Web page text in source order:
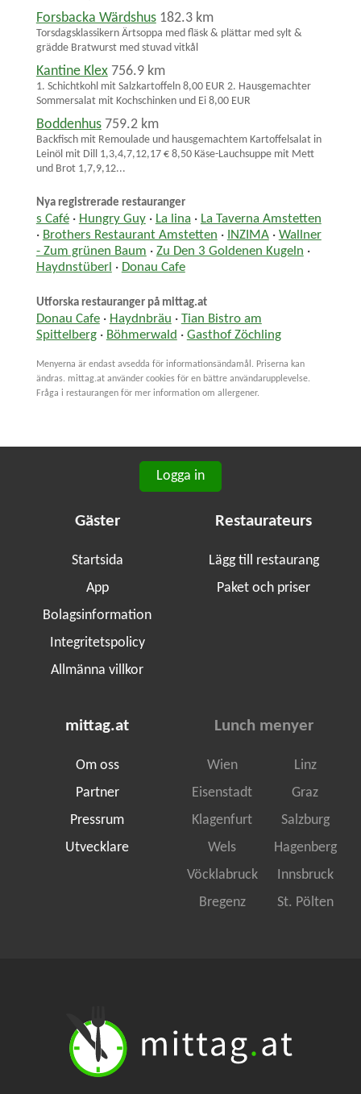
Forsbacka Wärdshus 182.3 km
Torsdagsklassikern Ärtsoppa med fläsk & plättar med sylt &
grädde Bratwurst med stuvad vitkål
Kantine Klex 756.9 km
1. Schichtkohl mit Salzkartoffeln 8,00 EUR 2. Hausgemachter
Sommersalat mit Kochschinken und Ei 8,00 EUR
Boddenhus 759.2 km
Backfisch mit Remoulade und hausgemachtem Kartoffelsalat in
Leinöl mit Dill 1,3,4,7,12,17 € 8,50 Käse-Lauchsuppe mit Mett
und Brot 1,7,9,12...
Nya registrerade restauranger
s Café· Hungry Guy· La lina · La Taverna Amstetten
· Brothers Restaurant Amstetten · INZIMA· Wallner
- Zum grünen Baum · Zu Den 3 Goldenen Kugeln ·
Haydnstüberl · Donau Cafe
Utforska restauranger på mittag.at
Donau Cafe· Haydnbräu · Tian Bistro am
Spittelberg· Böhmerwald · Gasthof Zöchling
Menyerna är endast avsedda för informationsändamål. Priserna kan
ändras. mittag.at använder cookies för en bättre användarupplevelse.
Fråga i restaurangen för mer information om allergener.
Logga in
Gäster
Startsida
App
Bolagsinformation
Integritetspolicy
Allmänna villkor
Restaurateurs
Lägg till restaurang
Paket och priser
mittag.at
Om oss
Partner
Pressrum
Utvecklare
Lunch menyer
Wien
Linz
Eisenstadt
Graz
Klagenfurt
Salzburg
Wels
Hagenberg
Vöcklabruck
Innsbruck
Bregenz
St. Pölten